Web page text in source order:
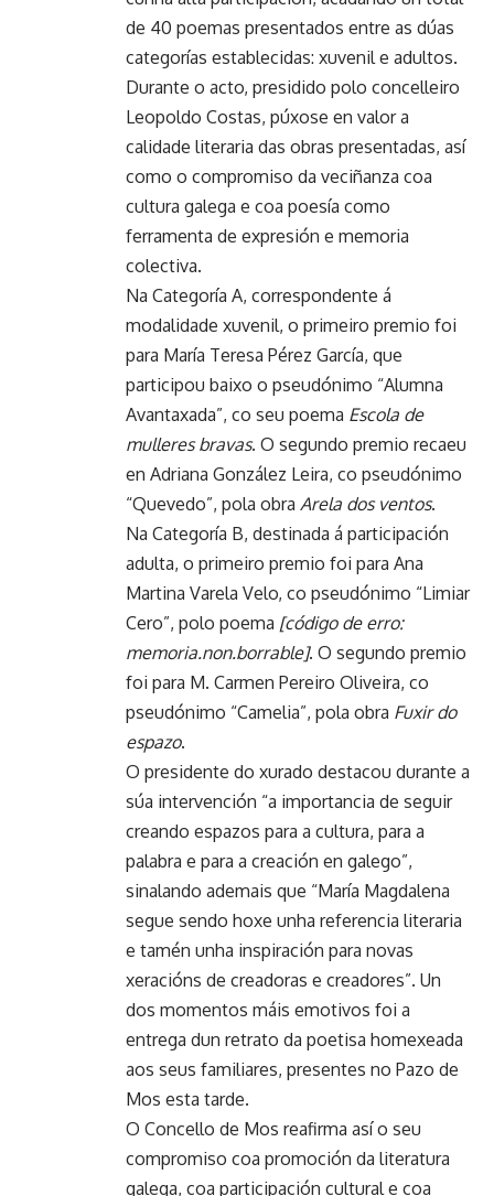
de 40 poemas presentados entre as dúas
categorías establecidas: xuvenil e adultos.
Durante o acto, presidido polo concelleiro
Leopoldo Costas, púxose en valor a
calidade literaria das obras presentadas, así
como o compromiso da veciñanza coa
cultura galega e coa poesía como
ferramenta de expresión e memoria
colectiva.
Na Categoría A, correspondente á
modalidade xuvenil, o primeiro premio foi
para María Teresa Pérez García, que
participou baixo o pseudónimo “Alumna
Avantaxada”, co seu poema Escola de
mulleres bravas. O segundo premio recaeu
en Adriana González Leira, co pseudónimo
“Quevedo”, pola obra Arela dos ventos.
Na Categoría B, destinada á participación
adulta, o primeiro premio foi para Ana
Martina Varela Velo, co pseudónimo “Limiar
Cero”, polo poema [código de erro:
memoria.non.borrable]. O segundo premio
foi para M. Carmen Pereiro Oliveira, co
pseudónimo “Camelia”, pola obra Fuxir do
espazo.
O presidente do xurado destacou durante a
súa intervención “a importancia de seguir
creando espazos para a cultura, para a
palabra e para a creación en galego”,
sinalando ademais que “María Magdalena
segue sendo hoxe unha referencia literaria
e tamén unha inspiración para novas
xeracións de creadoras e creadores”. Un
dos momentos máis emotivos foi a
entrega dun retrato da poetisa homexeada
aos seus familiares, presentes no Pazo de
Mos esta tarde.
O Concello de Mos reafirma así o seu
compromiso coa promoción da literatura
galega, coa participación cultural e coa